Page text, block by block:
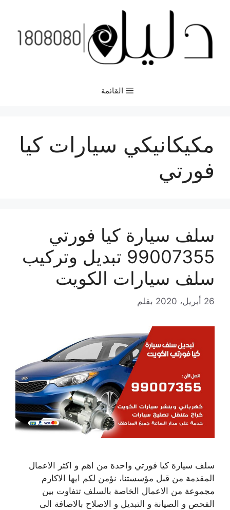
المحتوى
القائمة
مكيكانيكي سيارات كيا
فورتي
سلف سيارة كيا فورتي
99007355 تبديل وتركيب
سلف سيارات الكويت
26 أبريل، 2020 بقلم
سلف سيارة كيا فورتي واحدة من اهم و اكثر الاعمال
المقدمة من قبل مؤسستنا، نؤمن لكم ايها الاكارم
مجموعة من الاعمال الخاصة بالسلف تتفاوت بين
الفحص و الصيانة و التبديل و الاصلاح بالاضافة الى